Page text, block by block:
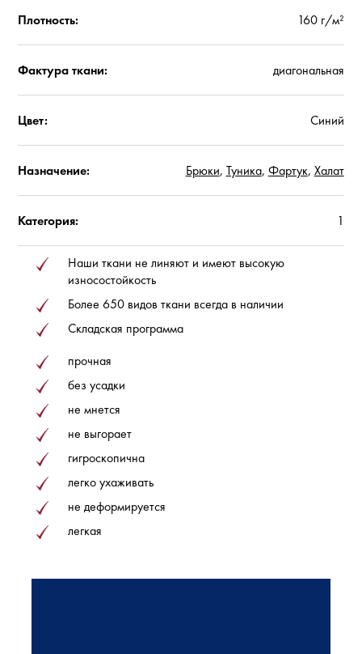
Плотность: 160 г/м²
Фактура ткани: диагональная
Цвет: Синий
Назначение: Брюки, Туника, Фартук, Халат
Категория: 1
Наши ткани не линяют и имеют высокую
износостойкость
Более 650 видов ткани всегда в наличии
Складская программа
прочная
без усадки
не мнется
не выгорает
гигроскопична
легко ухаживать
не деформируется
легкая